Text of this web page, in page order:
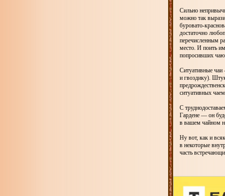
Сильно
можно так
буровато-
достаточно
перечисленным
место. И поить
попросивших чаю
Ситуативные
и гвоздику).
ситуативных
С
Гардене — он
в вашем чайном
Ну вот, как и
в некоторые
часть